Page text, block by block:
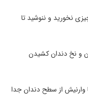
چیزی نخورید و ننوشید تا
و نخ دندان کشیدن
از سطح دندان جدا